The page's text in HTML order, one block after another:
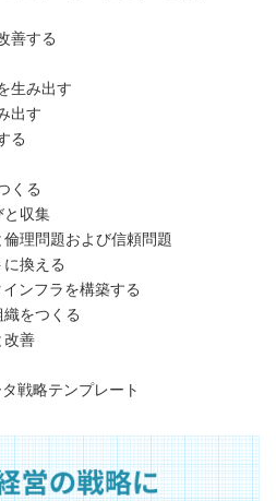
善する
生み出す
出す
る
くる
収集
理問題および信頼問題
換える
ンフラを構築する
をつくる
善
戦略テンプレート